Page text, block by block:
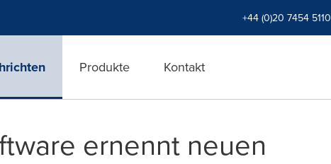
+44 (0)20 7454 5110
Produkte Kontakt
ernennt neuen